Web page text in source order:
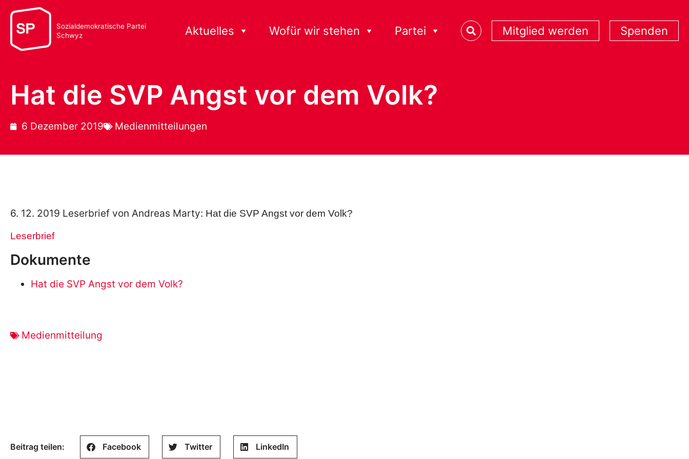
Sozialdemokratische Partei
Schwyz
Aktuelles Wofür wir stehen Partei Mitglied werden Spenden
Hat die SVP Angst vor dem Volk?
6 Dezember 2019 Medienmitteilungen
6. 12. 2019 Leserbrief von Andreas Marty: Hat die SVP Angst vor dem Volk?
Leserbrief
Dokumente
Hat die SVP Angst vor dem Volk?
Medienmitteilung
Beitrag teilen: Facebook Twitter LinkedIn